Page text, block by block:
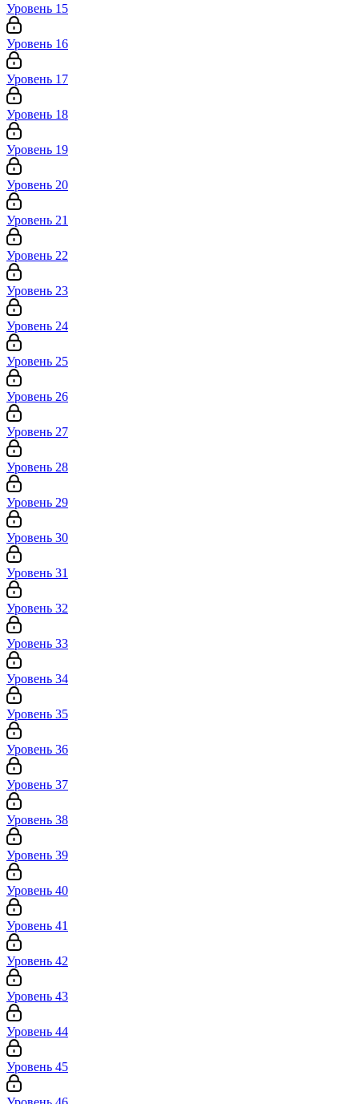
Уровень 15
Уровень 16
Уровень 17
Уровень 18
Уровень 19
Уровень 20
Уровень 21
Уровень 22
Уровень 23
Уровень 24
Уровень 25
Уровень 26
Уровень 27
Уровень 28
Уровень 29
Уровень 30
Уровень 31
Уровень 32
Уровень 33
Уровень 34
Уровень 35
Уровень 36
Уровень 37
Уровень 38
Уровень 39
Уровень 40
Уровень 41
Уровень 42
Уровень 43
Уровень 44
Уровень 45